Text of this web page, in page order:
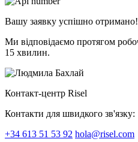
Вашу заявку успішно отримано!
Ми відповідаємо протягом
15 хвилин.
Контакт-центр Risel
Контакти для швидкого зв'язку:
+34 613 51 53 92 hola@risel.com